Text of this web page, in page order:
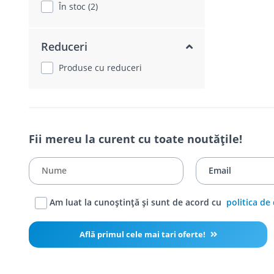
În stoc (2)
Reduceri
Produse cu reduceri
Fii mereu la curent cu toate noutățile!
Am luat la cunoștință și sunt de acord cu politica
Află primul cele mai tari oferte!